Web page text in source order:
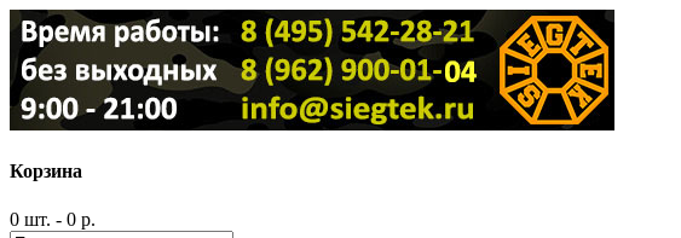
Корзина
0 шт. - 0 р.